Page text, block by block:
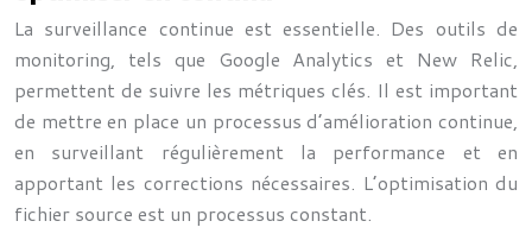
La surveillance continue est essentielle. Des outils de
monitoring, tels que Google Analytics et New Relic,
permettent de suivre les métriques clés. Il est important
de mettre en place un processus d’amélioration continue,
en surveillant régulièrement la performance et en
apportant les corrections nécessaires. L’optimisation du
fichier source est un processus constant.